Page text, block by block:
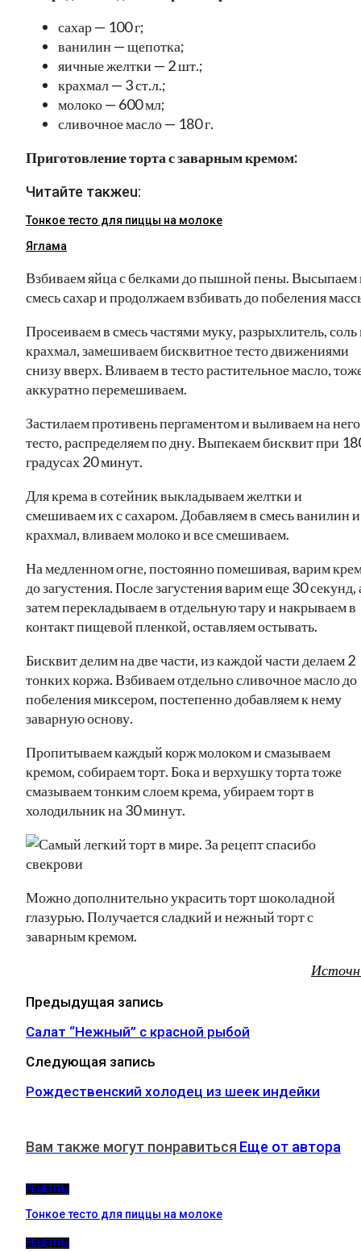
сахар — 100 г;
ванилин — щепотка;
яичные желтки — 2 шт.;
крахмал — 3 ст.л.;
молоко — 600 мл;
сливочное масло — 180 г.
Приготовление торта с заварным кремом:
Читайте такжеu:
Тонкое тесто для пиццы на молоке
Яглама
Взбиваем яйца с белками до пышной пены. Высыпаем
смесь сахар и продолжаем взбивать до побеления
Просеиваем в смесь частями муку, разрыхлитель, соль
крахмал, замешиваем бисквитное тесто движениями
снизу вверх. Вливаем в тесто растительное масло,
аккуратно перемешиваем.
Застилаем противень пергаментом и выливаем на него
тесто, распределяем по дну. Выпекаем бисквит при
градусах 20 минут.
Для крема в сотейник выкладываем желтки и
смешиваем их с сахаром. Добавляем в смесь ванилин и
крахмал, вливаем молоко и все смешиваем.
На медленном огне, постоянно помешивая, варим
до загустения. После загустения варим еще 30 секунд,
затем перекладываем в отдельную тару и накрываем в
контакт пищевой пленкой, оставляем остывать.
Бисквит делим на две части, из каждой части делаем 2
тонких коржа. Взбиваем отдельно сливочное масло до
побеления миксером, постепенно добавляем к нему
заварную основу.
Пропитываем каждый корж молоком и смазываем
кремом, собираем торт. Бока и верхушку торта тоже
смазываем тонким слоем крема, убираем торт в
холодильник на 30 минут.
Можно дополнительно украсить торт шоколадной
глазурью. Получается сладкий и нежный торт с
заварным кремом.
Предыдущая запись
Салат “Нежный” с красной рыбой
Следующая запись
Рождественский холодец из шеек индейки
Вам также могут понравиться Еще от автора
РЕЦЕПТЫ
Тонкое тесто для пиццы на молоке
РЕЦЕПТЫ